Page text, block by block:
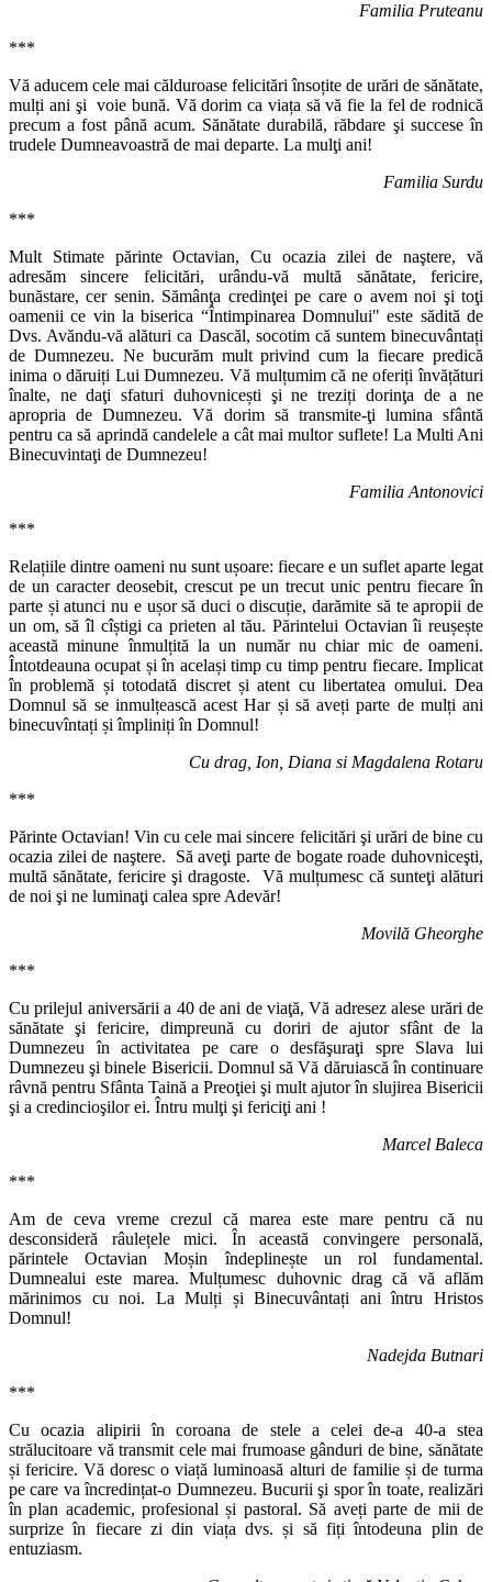
Familia Pruteanu
***
Vă aducem cele mai călduroase felicitări însoțite de urări de sănătate,
mulți ani şi voie bună. Vă dorim ca viața să vă fie la fel de rodnică
precum a fost până acum. Sănătate durabilă, răbdare şi succese în
trudele Dumneavoastră de mai departe. La mulţi ani!
Familia Surdu
***
Mult Stimate părinte Octavian, Cu ocazia zilei de naştere, vă
adresăm sincere felicitări, urându-vă multă sănătate, fericire,
bunăstare, cer senin. Sămânţa credinţei pe care o avem noi şi toţi
oamenii ce vin la biserica “Întimpinarea Domnului" este sădită de
Dvs. Avăndu-vă alături ca Dascăl, socotim că suntem binecuvântați
de Dumnezeu. Ne bucurăm mult privind cum la fiecare predică
inima o dăruiți Lui Dumnezeu. Vă mulțumim că ne oferiți învățături
înalte, ne daţi sfaturi duhovnicești şi ne treziți dorinţa de a ne
apropria de Dumnezeu. Vă dorim să transmite-ţi lumina sfântă
pentru ca să aprindă candelele a cât mai multor suflete! La Multi Ani
Binecuvintaţi de Dumnezeu!
Familia Antonovici
***
Relațiile dintre oameni nu sunt ușoare: fiecare e un suflet aparte legat
de un caracter deosebit, crescut pe un trecut unic pentru fiecare în
parte și atunci nu e ușor să duci o discuție, darămite să te apropii de
un om, să îl cîștigi ca prieten al tău. Părintelui Octavian îi reușește
această minune înmulțită la un număr nu chiar mic de oameni.
Întotdeauna ocupat și în același timp cu timp pentru fiecare. Implicat
în problemă și totodată discret și atent cu libertatea omului. Dea
Domnul să se inmulțească acest Har și să aveți parte de mulți ani
binecuvîntați și împliniți în Domnul!
Cu drag, Ion, Diana si Magdalena Rotaru
***
Părinte Octavian! Vin cu cele mai sincere felicitări şi urări de bine cu
ocazia zilei de naştere. Să aveţi parte de bogate roade duhovniceşti,
multă sănătate, fericire şi dragoste. Vă mulțumesc că sunteţi alături
de noi şi ne luminaţi calea spre Adevăr!
Movilă Gheorghe
***
Cu prilejul aniversării a 40 de ani de viaţă, Vă adresez alese urări de
sănătate şi fericire, dimpreună cu doriri de ajutor sfânt de la
Dumnezeu în activitatea pe care o desfăşuraţi spre Slava lui
Dumnezeu şi binele Bisericii. Domnul să Vă dăruiască în continuare
râvnă pentru Sfânta Taină a Preoţiei şi mult ajutor în slujirea Bisericii
şi a credincioşilor ei. Întru mulţi şi fericiţi ani !
Marcel Baleca
***
Am de ceva vreme crezul că marea este mare pentru că nu
desconsideră râulețele mici. În această convingere personală,
părintele Octavian Moșin îndeplinește un rol fundamental.
Dumnealui este marea. Mulțumesc duhovnic drag că vă aflăm
mărinimos cu noi. La Mulți și Binecuvântați ani întru Hristos
Domnul!
Nadejda Butnari
***
Cu ocazia alipirii în coroana de stele a celei de-a 40-a stea
strălucitoare vă transmit cele mai frumoase gânduri de bine, sănătate
și fericire. Vă doresc o viață luminoasă alturi de familie și de turma
pe care va încredințat-o Dumnezeu. Bucurii şi spor în toate, realizări
în plan academic, profesional și pastoral. Să aveți parte de mii de
surprize în fiecare zi din viața dvs. și să fiți întodeuna plin de
entuziasm.